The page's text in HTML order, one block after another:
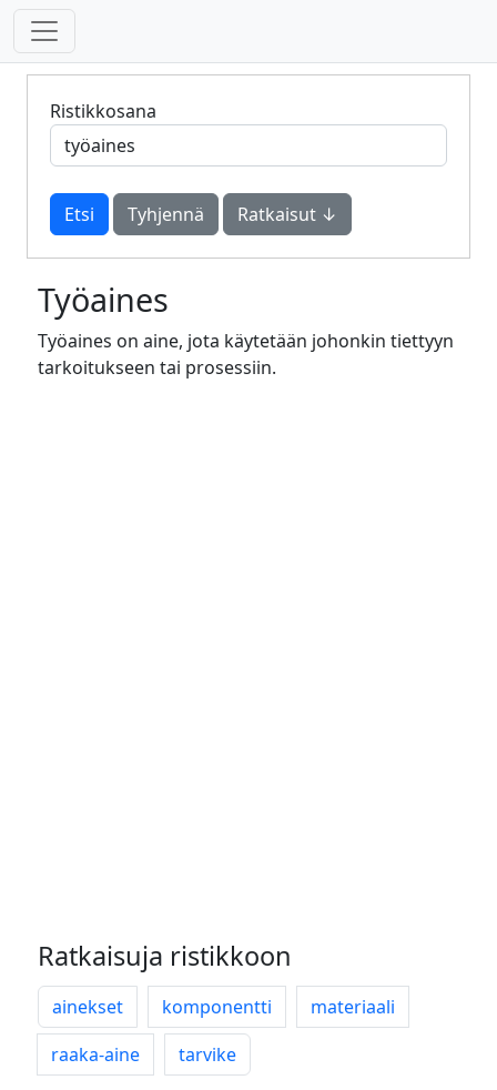
Ristikkosana
Tyhjennä Ratkaisut ↓
Työaines
Työaines on aine, jota käytetään johonkin tiettyyn
tarkoitukseen tai prosessiin.
Ratkaisuja ristikkoon
ainekset komponentti
materiaali
raaka-aine
tarvike